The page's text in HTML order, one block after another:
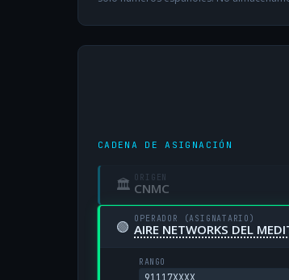
CADENA DE ASIGNACIÓN
🏛 ORIGEN
CNMC
🟢 OPERADOR (ASIGNATARIO)
AIRE NETWORKS DEL
RANGO
91117XXXX